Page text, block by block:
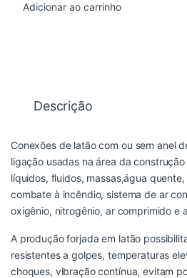
Adicionar ao carrinho
Descrição
Conexões de latão com ou sem anel
ligação usadas na área da
líquidos, fluidos, massas,água
combate à incêndio, sistema de ar
oxigênio, nitrogênio, ar comprimido e
A produção forjada em latão
resistentes a golpes, temperaturas
choques, vibração contínua, evitam